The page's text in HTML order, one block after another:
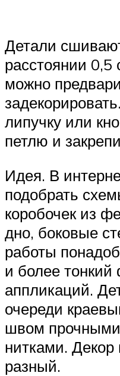
Детали
расстоянии 0,5
можно
липучку или
петлю и
Идея. В
подобрать
коробочек из
дно, боковые
работы
и более тонкий
аппликаций.
очереди
швом
нитками.
разный.